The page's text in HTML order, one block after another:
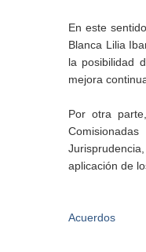
En este
Blanca Lilia
la posibilidad
mejora
Por otra
aplicación de
Acuerdos